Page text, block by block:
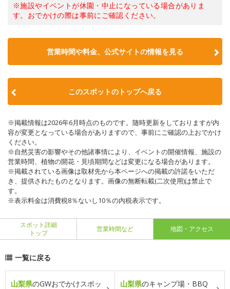
※施設やイベントが休園・中止になっている場合がありま
す。おでかけの際は事前にご確認ください。
営業時間や料金、公式サイトの情報を見る
このスポットのトップへ戻る
※掲載情報は2026年6月時点のものです。随時更新をしておりますが内
容が変更となっている場合がありますので、事前にご確認の上おでかけ
ください。
※自然災害の影響やその他諸事情により、イベントの開催情報、施設の
営業時間、植物の開花・見頃期間などは変更になる場合があります。
※掲載されている画像は取材先から本ページへの掲載の許諾をいただ
き、提供されたものとなります。画像の無断転載(二次使用)は禁止で
す。
※表示料金は消費税8％ないし10％の内税表示です。
スポット詳細
トップ
営業時間など 地図・アクセス
一覧に戻る
山梨県のGWおでかけスポッ
山梨県のキャンプ場・BBQ